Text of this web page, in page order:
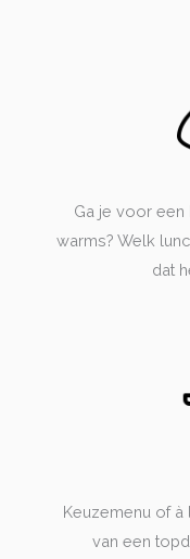
Ga je voor
warms? Welk
dat
Keuzemenu of à
van een